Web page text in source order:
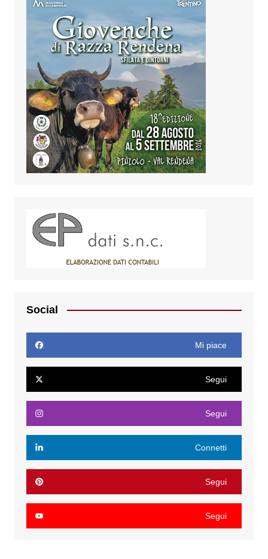
Social
Mi piace
Segui
Segui
Connetti
Segui
Segui